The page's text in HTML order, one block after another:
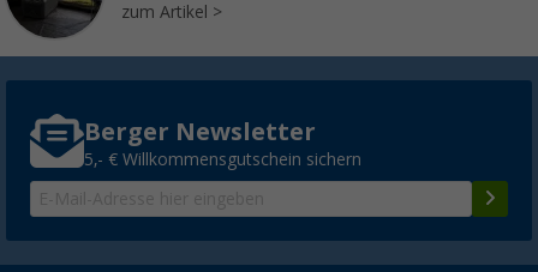
zum Artikel
Berger Newsletter
5,- € Willkommensgutschein sichern